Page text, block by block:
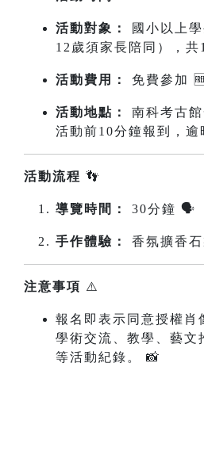
活動對象：
國小以上
12歲須家長陪同），共
活動費用： 免費參加
活動地點：
南科考古
活動前10分鐘報到，逾
活動流程 👣
導覽時間： 30分鐘 🗣️
手作體驗： 香氛擴香
注意事項 ⚠️
報名即表示同意授權肖
學術交流、教學、藝文
等活動紀錄。 📸